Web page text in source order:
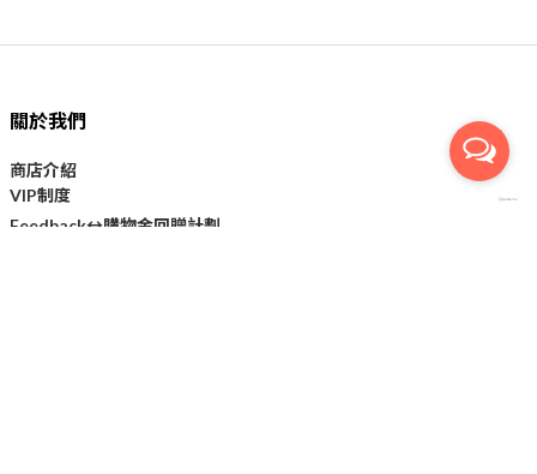
關於我們
商店介紹
VIP制度
Feedback↔購物金回贈計劃